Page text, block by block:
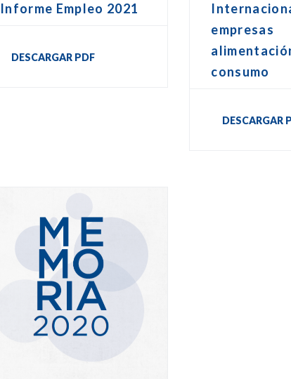
Informe Empleo 2021
DESCARGAR PDF
empresas
consumo
DESCARGAR